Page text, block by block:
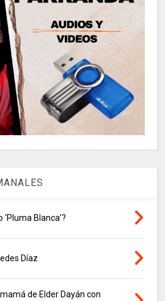
Blanca’?
Díaz
de Elder Dayán con